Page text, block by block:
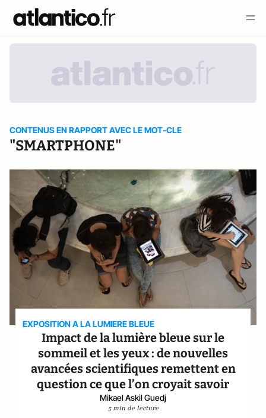
CONTENUS EN RAPPORT AVEC LE MOT-CLE
"SMARTPHONE"
EXPOSITION A LA LUMIERE BLEUE
Impact de la lumière bleue sur le
sommeil et les yeux : de nouvelles
avancées scientifiques remettent en
question ce que l’on croyait savoir
Mikael Askil Guedj
5 min de lecture